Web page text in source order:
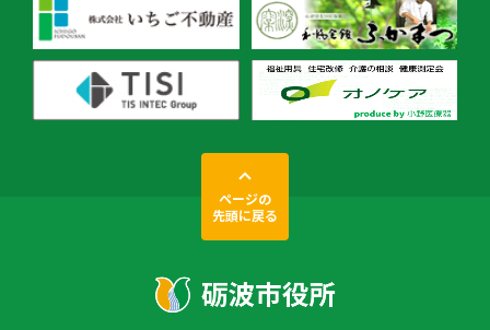
ページの
先頭に戻る